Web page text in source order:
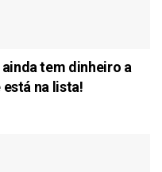
tem dinheiro a
na lista!